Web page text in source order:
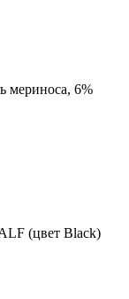
мериноса, 6%